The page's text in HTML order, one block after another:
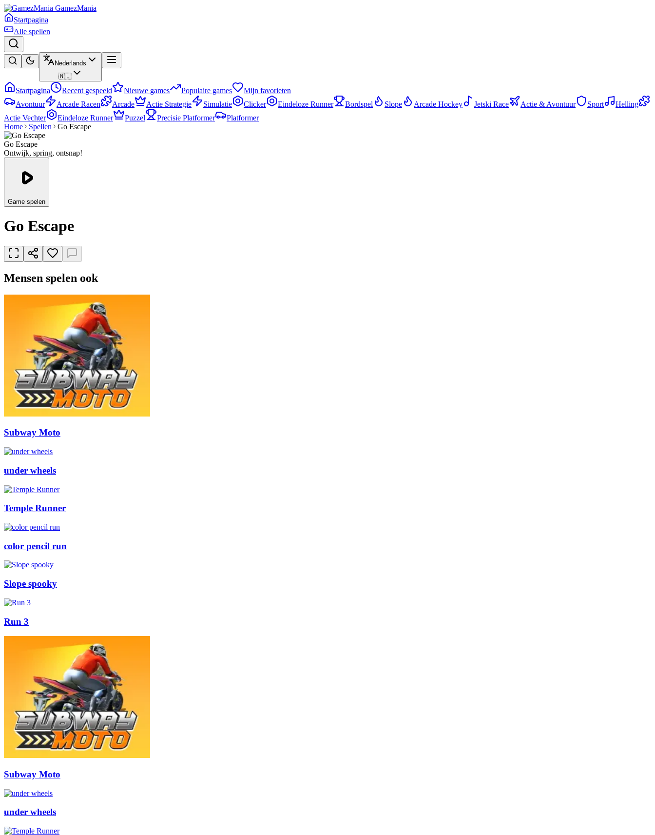
GamezMania
Startpagina
Alle spellen
Nederlands
🇳🇱
Startpagina Recent gespeeld Nieuwe games Populaire games
Mijn favorieten
Avontuur
Arcade Racen Arcade Actie Strategie Simulatie Clicker Eindeloze Runner Bordspel Slope Arcade Hockey Jetski Race Actie & Avontuur Sport
Helling
Actie Vechter
Eindeloze Runner Puzzel Precisie Platformer
Platformer
Home
Spellen Go Escape
Go Escape
Ontwijk, spring, ontsnap!
Game spelen
Go Escape
Mensen spelen ook
Subway Moto
under wheels
Temple Runner
color pencil run
Slope spooky
Run 3
Subway Moto
under wheels